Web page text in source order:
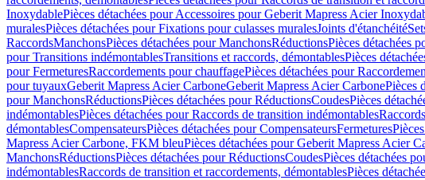
InoxydablePièces détachées pour Accessoires pour Geberit Mapress Acier
muralesPièces détachées pour Fixations pour culasses muralesJoints d'étanchéité
RaccordsManchonsPièces détachées pour ManchonsRéductionsPièces détachées
pour Transitions indémontablesTransitions et raccords, démontablesPièces
pour FermeturesRaccordements pour chauffagePièces détachées pour
pour tuyauxGeberit Mapress Acier CarboneGeberit Mapress Acier CarbonePièces
pour ManchonsRéductionsPièces détachées pour RéductionsCoudesPièces
indémontablesPièces détachées pour Raccords de transition indémontables
démontablesCompensateursPièces détachées pour CompensateursFermetures
Mapress Acier Carbone, FKM bleuPièces détachées pour Geberit Mapress Acier
ManchonsRéductionsPièces détachées pour RéductionsCoudesPièces détachées
indémontablesRaccords de transition et raccordements, démontablesPièces